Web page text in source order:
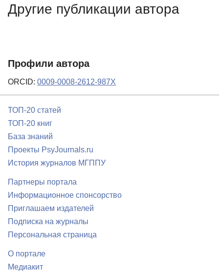
Другие публикации автора
Профили автора
ORCID: 0009-0008-2612-987X
ТОП-20 статей
ТОП-20 книг
База знаний
Проекты PsyJournals.ru
История журналов МГППУ
Партнеры портала
Информационное спонсорство
Приглашаем издателей
Подписка на журналы
Персональная страница
О портале
Медиакит